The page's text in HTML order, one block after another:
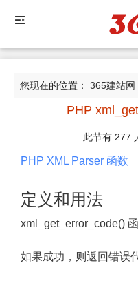
您现在的位置： 365建站网
xml_get_error_code() 函数
PHP
此节有 277
PHP XML Parser 函数
定义和用法
xml_get_error_code()
如果成功，则返回错误